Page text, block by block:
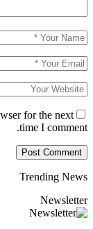
for the next
time I comment.
Trending News
Newsletter